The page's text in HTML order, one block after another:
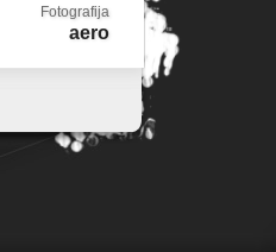
aero
Fotografija